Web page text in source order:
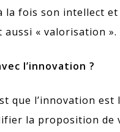
la fois son intellect
« valorisation ».
l’innovation ?
que l’innovation
la proposition de